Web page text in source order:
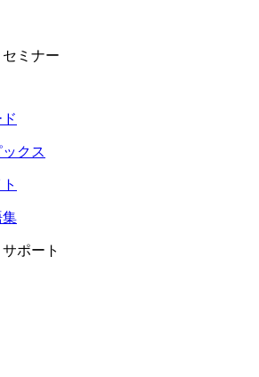
ミナー​
クス​
集
ポート